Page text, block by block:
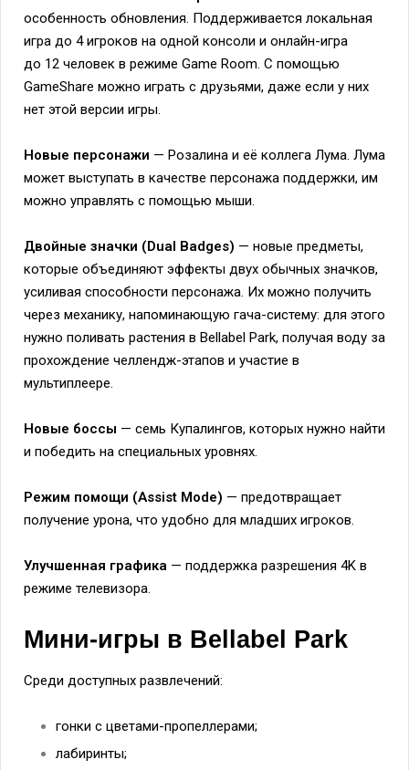
особенность обновления. Поддерживается локальная
игра до 4 игроков на одной консоли и онлайн-игра
до 12 человек в режиме Game Room. С помощью
GameShare можно играть с друзьями, даже если у них
нет этой версии игры.
Новые персонажи — Розалина и её коллега Лума. Лума
может выступать в качестве персонажа поддержки, им
можно управлять с помощью мыши.
Двойные значки (Dual Badges) — новые предметы,
которые объединяют эффекты двух обычных значков,
усиливая способности персонажа. Их можно получить
через механику, напоминающую гача-систему: для этого
нужно поливать растения в Bellabel Park, получая воду за
прохождение челлендж-этапов и участие в
мультиплеере.
Новые боссы — семь Купалингов, которых нужно найти
и победить на специальных уровнях.
Режим помощи (Assist Mode) — предотвращает
получение урона, что удобно для младших игроков.
Улучшенная графика — поддержка разрешения 4K в
режиме телевизора.
Мини-игры в Bellabel Park
Среди доступных развлечений:
гонки с цветами-пропеллерами;
лабиринты;